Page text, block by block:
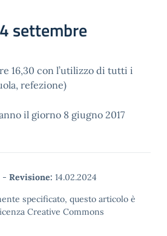
settembre
16,30 con l’utilizzo di tutti i
refezione)
il giorno 8 giugno 2017
- Revisione: 14.02.2024
specificato, questo articolo è
Creative Commons